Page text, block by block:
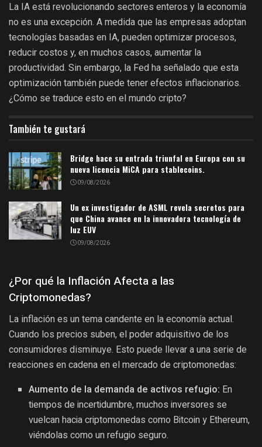
La IA está revolucionando sectores enteros y la economía
no es una excepción. A medida que las empresas adoptan
tecnologías basadas en IA, pueden optimizar procesos,
reducir costos y, en muchos casos, aumentar la
productividad. Sin embargo, la Fed ha señalado que esta
optimización también puede tener efectos inflacionarios.
¿Cómo se traduce esto en el mundo cripto?
También te gustará
Bridge hace su entrada triunfal en Europa con su
nueva licencia MiCA para stablecoins.
09/08/2026
Un ex investigador de ASML revela secretos para
que China avance en la innovadora tecnología de
luz EUV
09/08/2026
¿Por qué la Inflación Afecta a las
Criptomonedas?
La inflación es un tema candente en la economía actual.
Cuando los precios suben, el poder adquisitivo de los
consumidores disminuye. Esto puede llevar a una serie de
reacciones en cadena en el mercado de criptomonedas:
Aumento de la demanda de activos refugio: En
tiempos de incertidumbre, muchos inversores se
vuelcan hacia criptomonedas como Bitcoin y Ethereum,
viéndolas como un refugio seguro.